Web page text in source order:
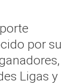
por su
Ligas y